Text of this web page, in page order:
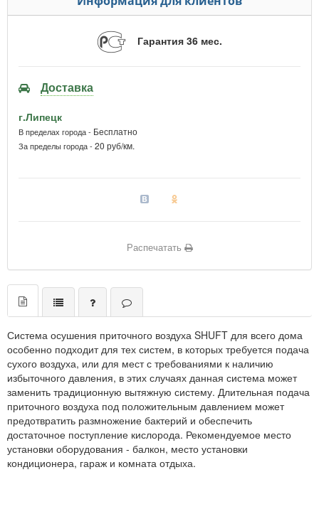
Гарантия 36 мес.
Доставка
г.Липецк
В пределах города - Бесплатно
За пределы города - 20 руб/км.
Распечатать
Система осушения приточного воздуха SHUFT для всего дома
особенно подходит для тех систем, в которых требуется подача
сухого воздуха, или для мест с требованиями к наличию
избыточного давления, в этих случаях данная система может
заменить традиционную вытяжную систему. Длительная подача
приточного воздуха под положительным давлением может
предотвратить размножение бактерий и обеспечить
достаточное поступление кислорода. Рекомендуемое место
установки оборудования - балкон, место установки
кондиционера, гараж и комната отдыха.